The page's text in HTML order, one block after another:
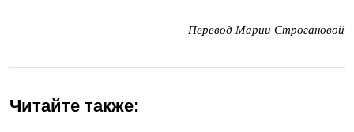
Перевод Марии Строгановой
Читайте также: